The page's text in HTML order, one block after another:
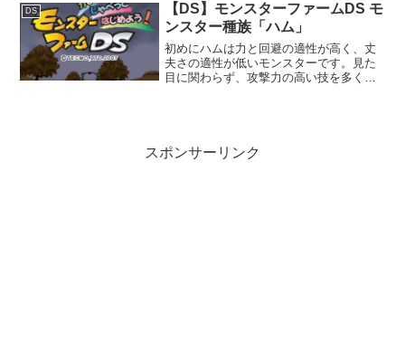
存在するものであり、いかに初期のカー
ドバランスが...
DS
【DS】モンスターファームDS モ
ンスター種族「ハム」
初めにハムは力と回避の適性が高く、丈
夫さの適性が低いモンスターです。見た
目に関わらず、攻撃力の高い技を多く持
スポンサーリンク